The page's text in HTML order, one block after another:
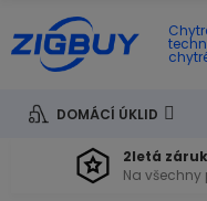
DOMÁCÍ ÚKLID
2letá
Na všechny